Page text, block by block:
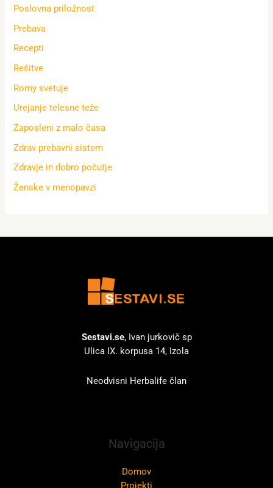
Poslovna priložnost
Prebava
Recepti
Rešitve
Romy svetuje
Urejanje telesne teže
Zaposleni z malo časa
Zdrav prebavni sistem
Zdravje in dobro počutje
Ženske v menopavzi
Sestavi.se, Ivan jurkovič sp
Ulica IX. korpusa 14, Izola
Neodvisni Herbalife član
Navigacija
Domov
Projekti